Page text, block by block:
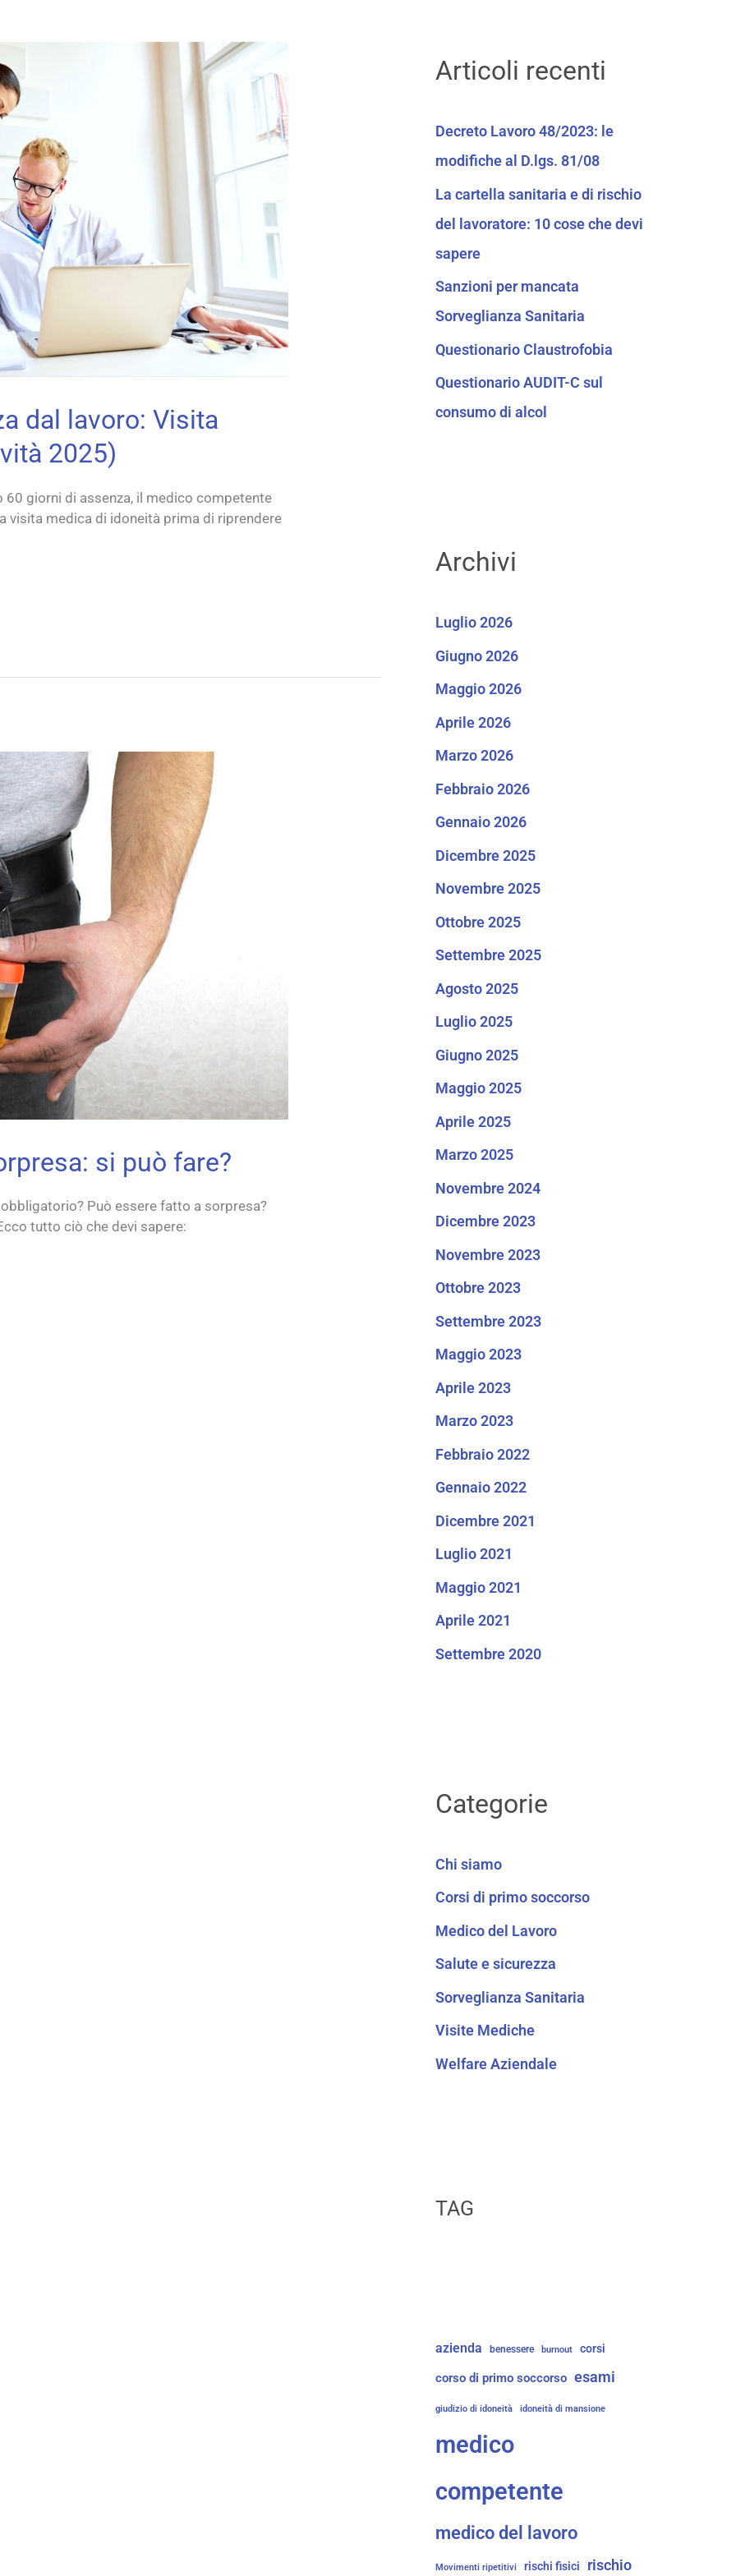
dal lavoro: Visita
2025)
giorni di assenza, il medico competente
visita medica di idoneità prima di riprendere
si può fare?
Può essere fatto a sorpresa?
tutto ciò che devi sapere:
Articoli recenti
Decreto Lavoro 48/2023: le
modifiche al D.lgs. 81/08
La cartella sanitaria e di rischio
del lavoratore: 10 cose che devi
sapere
Sanzioni per mancata
Sorveglianza Sanitaria
Questionario Claustrofobia
Questionario AUDIT-C sul
consumo di alcol
Archivi
Luglio 2026
Giugno 2026
Maggio 2026
Aprile 2026
Marzo 2026
Febbraio 2026
Gennaio 2026
Dicembre 2025
Novembre 2025
Ottobre 2025
Settembre 2025
Agosto 2025
Luglio 2025
Giugno 2025
Maggio 2025
Aprile 2025
Marzo 2025
Novembre 2024
Dicembre 2023
Novembre 2023
Ottobre 2023
Settembre 2023
Maggio 2023
Aprile 2023
Marzo 2023
Febbraio 2022
Gennaio 2022
Dicembre 2021
Luglio 2021
Maggio 2021
Aprile 2021
Settembre 2020
Categorie
Chi siamo
Corsi di primo soccorso
Medico del Lavoro
Salute e sicurezza
Sorveglianza Sanitaria
Visite Mediche
Welfare Aziendale
TAG
azienda benessere burnout corsi
corso di primo soccorso esami
giudizio di idoneità idoneità di mansione
medico
competente
medico del lavoro
Movimenti ripetitivi rischi fisici rischio